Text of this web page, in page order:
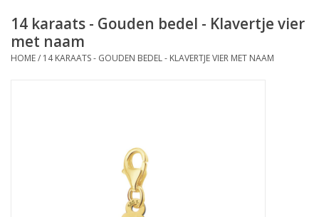
Occasions
14 karaats - Gouden bedel - Klavertje vier
met naam
HOME/ 14 KARAATS - GOUDEN BEDEL - KLAVERTJE VIER MET NAAM